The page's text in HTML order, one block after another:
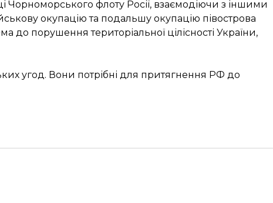
Чорноморського флоту Росії, взаємодіючи з іншими
окупацію та подальшу окупацію півострова
до порушення територіальної цілісності України,
угод. Вони потрібні для притягнення РФ до